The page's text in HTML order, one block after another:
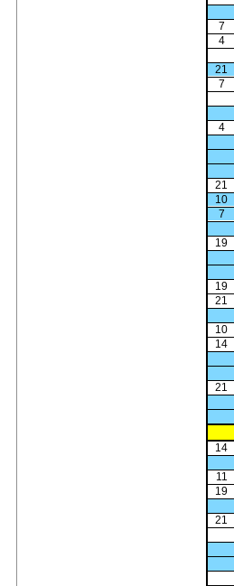
7
4
21
7
4
21
10
7
19
19
21
10
14
21
14
11
19
21